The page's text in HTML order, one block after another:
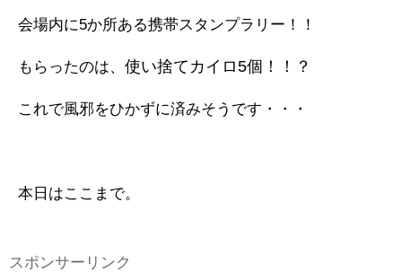
会場内に5か所ある携帯スタンプラリー！！
もらったのは、 使い捨てカイロ5個！！？
これで風邪をひかずに済みそうです・・・
本日はここまで。
スポンサーリンク